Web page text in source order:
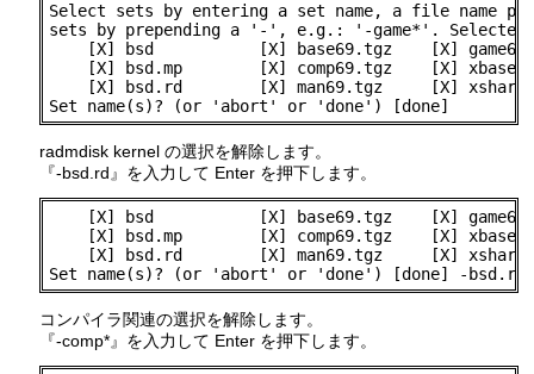
Select sets by entering a set name, a file name
sets by prepending a '-', e.g.: '-game*'.
[X] bsd           [X] base69.tgz    [X]
[X] bsd.mp        [X] comp69.tgz    [X]
[X] bsd.rd        [X] man69.tgz     [X]
Set name(s)? (or 'abort' or 'done') [done]
radmdisk kernel の選択を解除します。
『-bsd.rd』を入力して Enter を押下します。
[X] bsd           [X] base69.tgz    [X]
[X] bsd.mp        [X] comp69.tgz    [X]
[X] bsd.rd        [X] man69.tgz     [X]
Set name(s)? (or 'abort' or 'done') [done] -bsd.rd
コンパイラ関連の選択を解除します。
『-comp*』を入力して Enter を押下します。